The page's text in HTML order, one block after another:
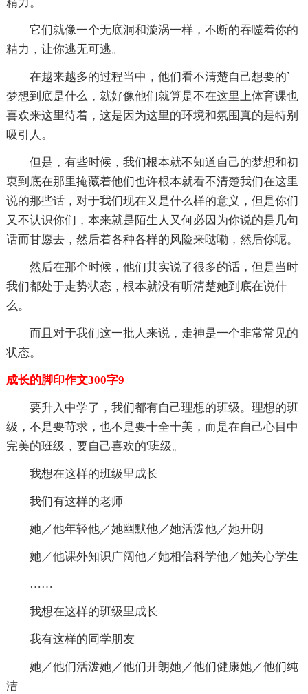
它们就像一个无底洞和漩涡一样，不断的吞噬着你的
精力，让你逃无可逃。
在越来越多的过程当中，他们看不清楚自己想要的`
梦想到底是什么，就好像他们就算是不在这里上体育课也
喜欢来这里待着，这是因为这里的环境和氛围真的是特别
吸引人。
但是，有些时候，我们根本就不知道自己的梦想和初
衷到底在那里掩藏着他们也许根本就看不清楚我们在这里
说的那些话，对于我们现在又是什么样的意义，但是你们
又不认识你们，本来就是陌生人又何必因为你说的是几句
话而甘愿去，然后着各种各样的风险来哒嘞，然后你呢。
然后在那个时候，他们其实说了很多的话，但是当时
我们都处于走势状态，根本就没有听清楚她到底在说什
么。
而且对于我们这一批人来说，走神是一个非常常见的
状态。
成长的脚印作文300字9
要升入中学了，我们都有自己理想的班级。理想的班
级，不是要苛求，也不是要十全十美，而是在自己心目中
完美的班级，要自己喜欢的'班级。
我想在这样的班级里成长
我们有这样的老师
她／他年轻他／她幽默他／她活泼他／她开朗
她／他课外知识广阔他／她相信科学他／她关心学生
……
我想在这样的班级里成长
我有这样的同学朋友
她／他们活泼她／他们开朗她／他们健康她／他们纯
洁